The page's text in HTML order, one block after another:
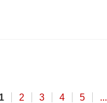
1 2 3 4 5 ...